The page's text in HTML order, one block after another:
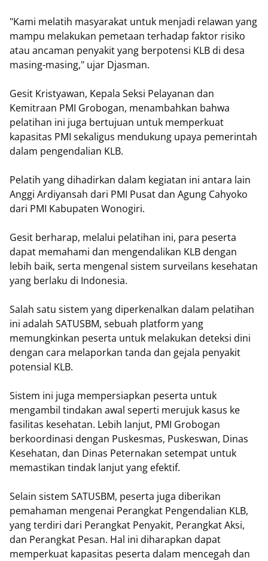
"Kami melatih masyarakat untuk menjadi relawan yang
mampu melakukan pemetaan terhadap faktor risiko
atau ancaman penyakit yang berpotensi KLB di desa
masing-masing," ujar Djasman.
Gesit Kristyawan, Kepala Seksi Pelayanan dan
Kemitraan PMI Grobogan, menambahkan bahwa
pelatihan ini juga bertujuan untuk memperkuat
kapasitas PMI sekaligus mendukung upaya pemerintah
dalam pengendalian KLB.
Pelatih yang dihadirkan dalam kegiatan ini antara lain
Anggi Ardiyansah dari PMI Pusat dan Agung Cahyoko
dari PMI Kabupaten Wonogiri.
Gesit berharap, melalui pelatihan ini, para peserta
dapat memahami dan mengendalikan KLB dengan
lebih baik, serta mengenal sistem surveilans kesehatan
yang berlaku di Indonesia.
Salah satu sistem yang diperkenalkan dalam pelatihan
ini adalah SATUSBM, sebuah platform yang
memungkinkan peserta untuk melakukan deteksi dini
dengan cara melaporkan tanda dan gejala penyakit
potensial KLB.
Sistem ini juga mempersiapkan peserta untuk
mengambil tindakan awal seperti merujuk kasus ke
fasilitas kesehatan. Lebih lanjut, PMI Grobogan
berkoordinasi dengan Puskesmas, Puskeswan, Dinas
Kesehatan, dan Dinas Peternakan setempat untuk
memastikan tindak lanjut yang efektif.
Selain sistem SATUSBM, peserta juga diberikan
pemahaman mengenai Perangkat Pengendalian KLB,
yang terdiri dari Perangkat Penyakit, Perangkat Aksi,
dan Perangkat Pesan. Hal ini diharapkan dapat
memperkuat kapasitas peserta dalam mencegah dan